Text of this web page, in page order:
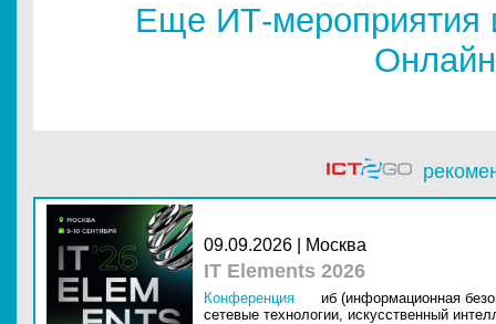
Еще ИТ-мероприятия
Онлайн
09.09.2026 | Москва
IT Elements 2026
Конференция
иб (информационная
сетевые технологии, искусственный